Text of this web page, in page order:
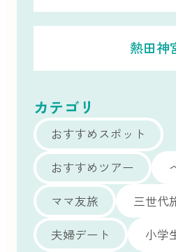
熱田神
カテゴリ
おすすめスポット
おすすめツアー
ママ友旅
三世代
夫婦デート
小学